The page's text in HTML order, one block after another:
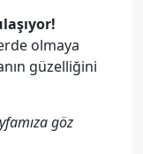
olmaya
güzelliğini
göz